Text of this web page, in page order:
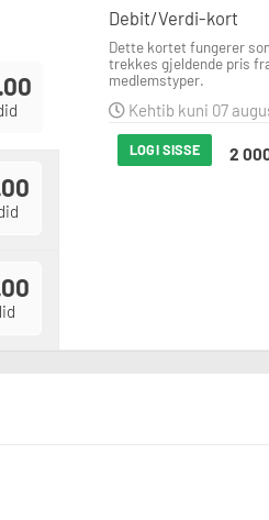
Debit/Verdi-kort
Dette kortet fungerer
trekkes gjeldende pris
medlemstyper.
Kehtib kuni 07
LOGI SISSE 2